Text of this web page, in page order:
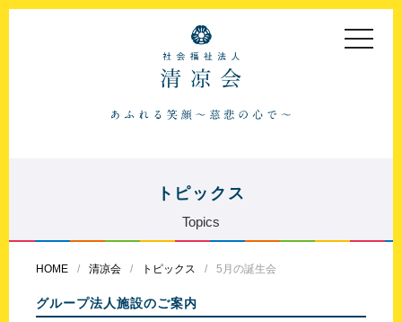
toggle
トピックス
Topics
HOME 清凉会 トピックス 5月の誕生会
グループ法人施設のご案内